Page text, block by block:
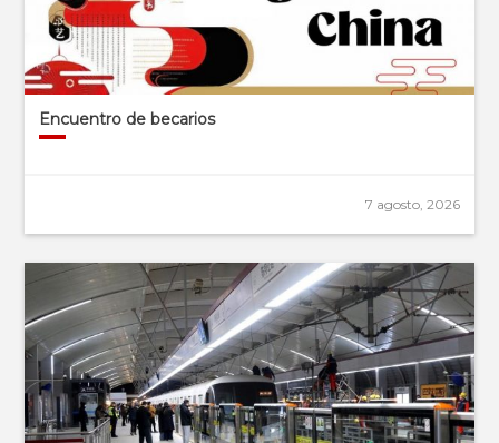
Encuentro de becarios
7 agosto, 2026